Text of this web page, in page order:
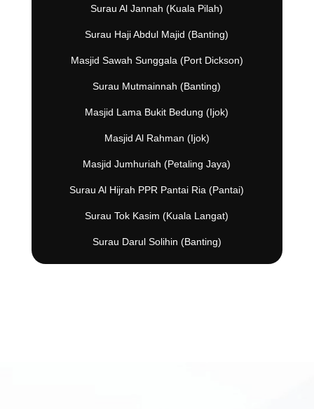
Surau Al Jannah (Kuala Pilah)
Surau Haji Abdul Majid (Banting)
Masjid Sawah Sunggala (Port Dickson)
Surau Mutmainnah (Banting)
Masjid Lama Bukit Bedung (Ijok)
Masjid Al Rahman (Ijok)
Masjid Jumhuriah (Petaling Jaya)
Surau Al Hijrah PPR Pantai Ria (Pantai)
Surau Tok Kasim (Kuala Langat)
Surau Darul Solihin (Banting)